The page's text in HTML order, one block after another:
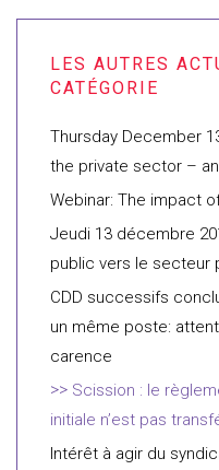
​Thursday December
the private sector –
Webinar: The impact
Jeudi 13 décembre
public vers le secteur
CDD successifs
un même poste:
carence
Scission : le
initiale n’est pas
Intérêt à agir du